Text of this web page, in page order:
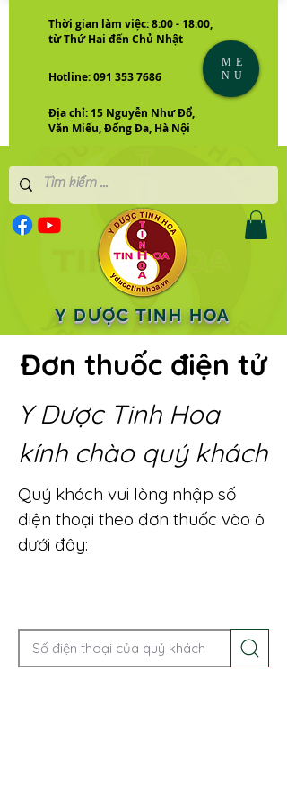
Thời gian làm việc: 8:00 - 18:00,
từ Thứ Hai đến Chủ Nhật
Hotline: 091 353 7686
Địa chỉ: 15 Nguyễn Như Đổ,
Văn Miếu, Đống Đa, Hà Nội
Y DƯỢC TINH HOA
ME
NU
Đơn thuốc điện tử
Y Dược Tinh Hoa
kính chào quý khách
Quý khách vui lòng nhập số
điện thoại theo đơn thuốc vào ô
dưới đây: